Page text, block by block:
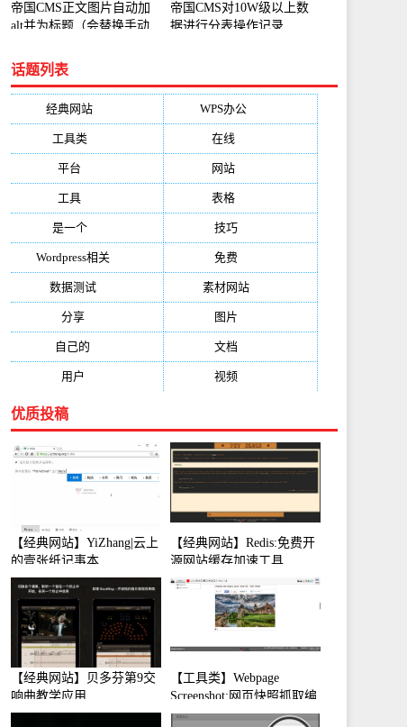
帝国CMS正文图片自动加
alt并为标题（会替换手动
帝国CMS对10W级以上数
据进行分表操作记录
话题列表
经典网站 WPS办公(2513)
工具类(1994) 在线(1987)
平台 网站(1170)
工具 表格(1052)
是一个(1026) 技巧
Wordpress相关(851) 免费
数据测试(788) 素材网站
分享(676) 图片
自己的 文档
用户 视频
优质投稿
【经典网站】YiZhang|云上
的壹张纸记事本
【经典网站】Redis:免费开
源网站缓存加速工具
【经典网站】贝多芬第9交
响曲教学应用
【工具类】Webpage
Screenshot:网页快照抓取编
辑工具